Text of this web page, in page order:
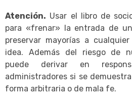
Atención. Usar el libro de
para «frenar» la entrada de
preservar mayorías a
idea. Además del riesgo de
puede derivar en
administradores si se
forma arbitraria o de mala fe.